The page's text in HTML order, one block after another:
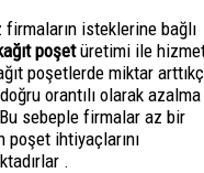
isteklerine bağlı
poşetüretimi ile
poşetlerde miktar
orantılı olarak azalma
sebeple firmalar az bir
ihtiyaçlarını
.